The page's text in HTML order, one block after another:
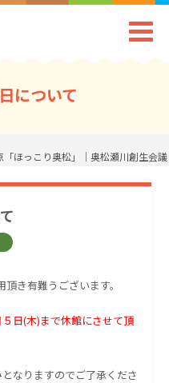
について
ほっこり奥松」｜奥松瀬川創生会議
頂き有難うございます。
日(木)まで休館にさせて頂
なりますのでご了承くださ